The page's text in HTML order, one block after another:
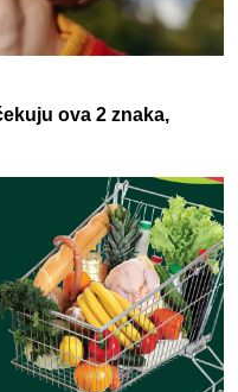
ova 2 znaka,